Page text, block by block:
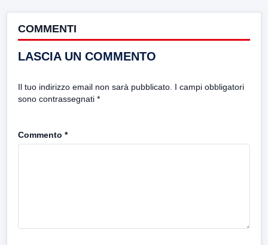
COMMENTI
LASCIA UN COMMENTO
Il tuo indirizzo email non sarà pubblicato. I campi obbligatori
sono contrassegnati *
Commento *